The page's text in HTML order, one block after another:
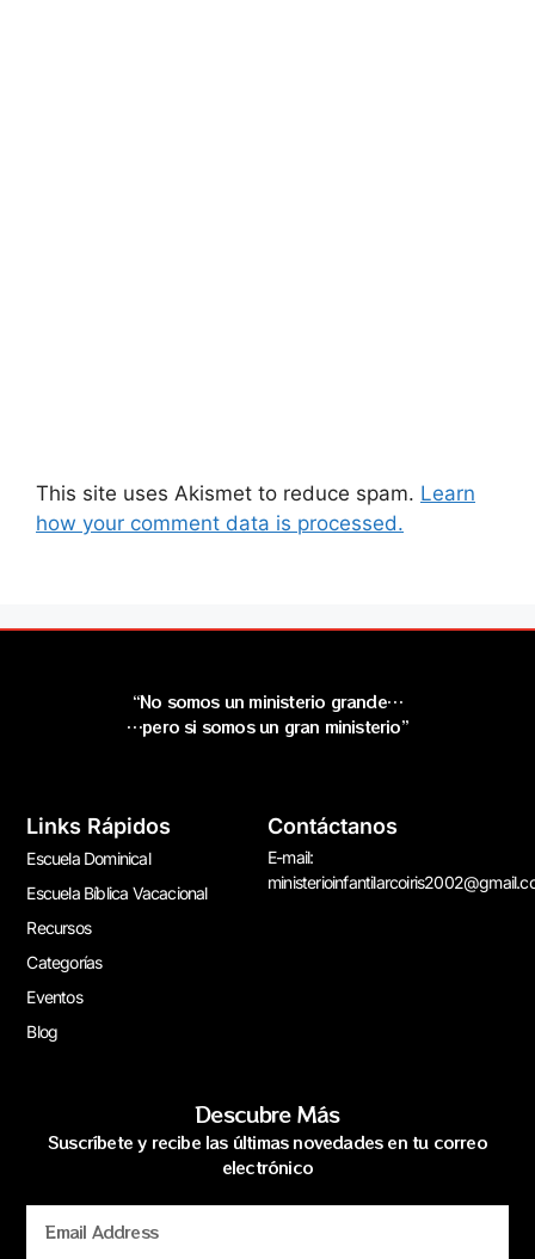
This site uses Akismet to reduce spam. Learn
how your comment data is processed.
“No somos un ministerio grande…
…pero si somos un gran ministerio”
Links Rápidos
Escuela Dominical
Escuela Bíblica Vacacional
Recursos
Categorías
Eventos
Blog
Contáctanos
E-mail:
Descubre Más
Suscríbete y recibe las últimas novedades en tu correo
electrónico